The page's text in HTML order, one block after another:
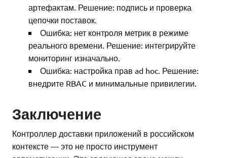
артефактам. Решение: подпись и проверка
цепочки поставок.
Ошибка: нет контроля метрик в режиме
реального времени. Решение: интегрируйте
мониторинг изначально.
Ошибка: настройка прав ad hoc. Решение:
внедрите RBAC и минимальные привилегии.
Заключение
Контроллер доставки приложений в российском
контексте — это не просто инструмент